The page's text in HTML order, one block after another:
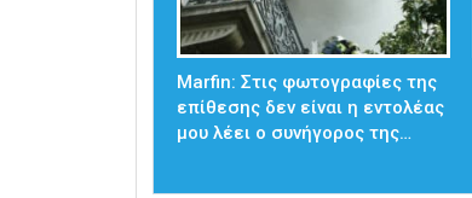
Marfin: Στις φωτογραφίες της
επίθεσης δεν είναι η εντολέας
μου λέει ο συνήγορος της…